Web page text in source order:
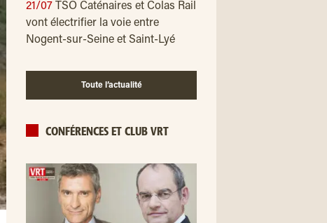
21/07
TSO Caténaires et Colas Rail
vont électrifier la voie entre
Nogent-sur-Seine et Saint-Lyé
Toute l’actualité
CONFÉRENCES ET CLUB VRT